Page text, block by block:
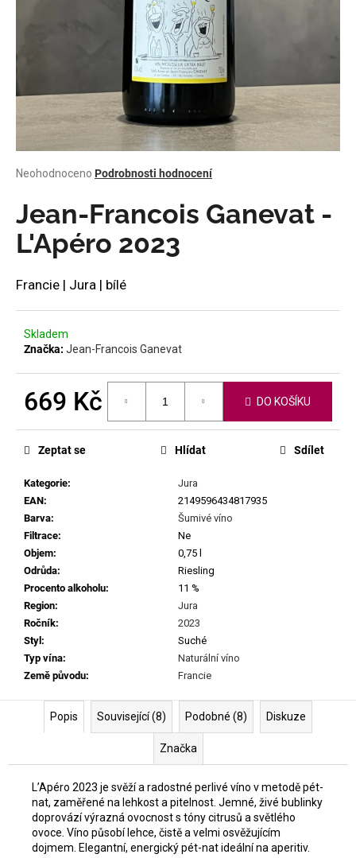
Průměrné
produktu
je
0,0
hvězdiček.
Neohodnoceno Podrobnosti hodnocení
Jean-Francois Ganevat -
L'Apéro 2023
Francie | Jura | bílé
Skladem
Značka: Jean-Francois Ganevat
669 Kč DO KOŠÍKU
Kategorie:
Jura
EAN:
2149596434817935
Barva:
Šumivé víno
Filtrace:
Ne
Objem:
0,75 l
Odrůda:
Riesling
Procento alkoholu:
11 %
Region:
Jura
Ročník:
2023
Styl :
Suché
Typ vína:
Naturální víno
Země původu: Francie
Zeptat se Hlídat Sdílet
Popis Související (8) Podobné (8) Diskuze
Značka
L’Apéro 2023 je svěží a radostné perlivé víno v metodě pét-
nat, zaměřené na lehkost a pitelnost. Jemné, živé bublinky
doprovází výrazná ovocnost s tóny citrusů a světlého
ovoce. Víno působí lehce, čistě a velmi osvěžujícím
dojmem. Elegantní, energický pét-nat ideální na aperitiv.
í
t
?
D
p
o
u
č
u
m
e
CHRISTIAN
TSCHIDA
HIMMEL
AUF
ERDEN
II.
MAISCHEVERGOREN
2024
699
Kč